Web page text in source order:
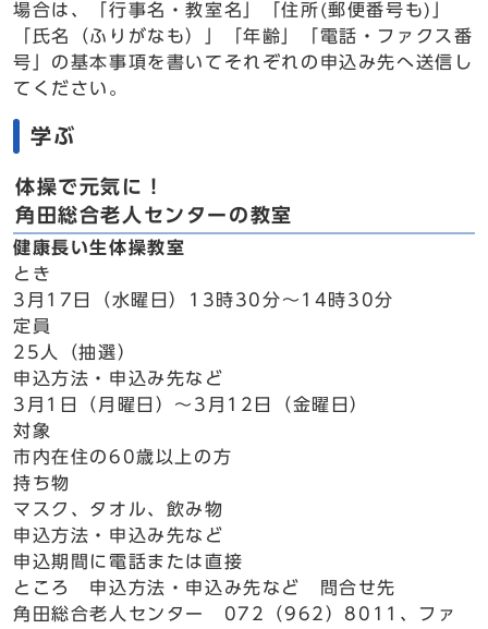
場合は、「行事名・教室名」「住所(郵便番号も)」
「氏名（ふりがなも）」「年齢」「電話・ファクス番
号」の基本事項を書いてそれぞれの申込み先へ送信し
てください。
学ぶ
体操で元気に！
角田総合老人センターの教室
健康長い生体操教室
とき
3月17日（水曜日）13時30分～14時30分
定員
25人（抽選）
申込方法・申込み先など
3月1日（月曜日）～3月12日（金曜日）
対象
市内在住の60歳以上の方
持ち物
マスク、タオル、飲み物
申込方法・申込み先など
申込期間に電話または直接
ところ 申込方法・申込み先など 問合せ先
角田総合老人センター 072（962）8011、ファ